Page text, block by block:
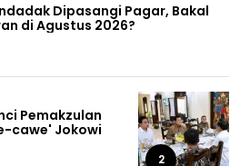
Dipasangi Pagar, Bakal
di Agustus 2026?
Pemakzulan
cawe' Jokowi
2